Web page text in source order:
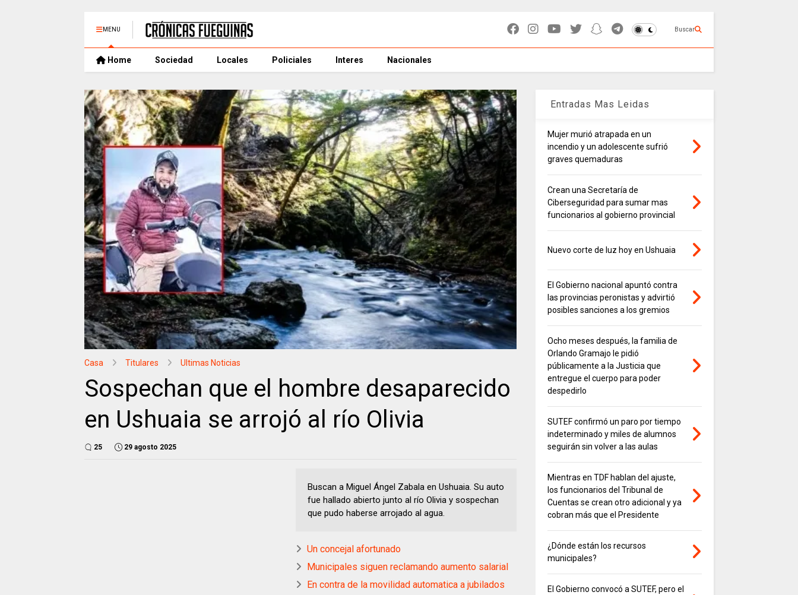
MENU Buscar
Home Sociedad Locales Policiales Interes Nacionales
Casa Titulares Ultimas Noticias
Sospechan que el hombre desaparecido
en Ushuaia se arrojó al río Olivia
25 29 agosto 2025
Buscan a Miguel Ángel Zabala en Ushuaia. Su auto
fue hallado abierto junto al río Olivia y sospechan
que pudo haberse arrojado al agua.
Un concejal afortunado
Municipales siguen reclamando aumento salarial
En contra de la movilidad automatica a jubilados
Entradas Mas Leidas
Mujer murió atrapada en un
incendio y un adolescente sufrió
graves quemaduras
Crean una Secretaría de
Ciberseguridad para sumar mas
funcionarios al gobierno provincial
Nuevo corte de luz hoy en Ushuaia
El Gobierno nacional apuntó contra
las provincias peronistas y advirtió
posibles sanciones a los gremios
Ocho meses después, la familia de
Orlando Gramajo le pidió
públicamente a la Justicia que
entregue el cuerpo para poder
despedirlo
SUTEF confirmó un paro por tiempo
indeterminado y miles de alumnos
seguirán sin volver a las aulas
Mientras en TDF hablan del ajuste,
los funcionarios del Tribunal de
Cuentas se crean otro adicional y ya
cobran más que el Presidente
¿Dónde están los recursos
municipales?
El Gobierno convocó a SUTEF, pero el